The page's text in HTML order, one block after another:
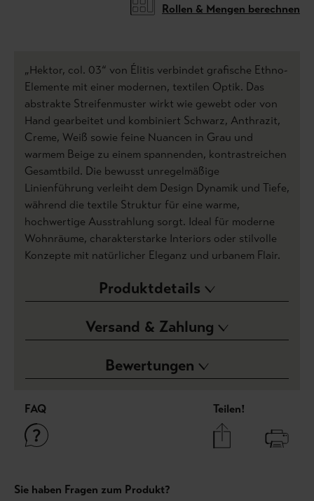
Rollen & Mengen berechnen
„Hektor, col. 03“ von Élitis verbindet grafische Ethno-
Elemente mit einer modernen, textilen Optik. Das
abstrakte Streifenmuster wirkt wie gewebt oder von
Hand gearbeitet und kombiniert Schwarz, Anthrazit,
Creme, Weiß sowie feine Nuancen in Grau und
warmem Beige zu einem spannenden, kontrastreichen
Gesamtbild. Die bewusst unregelmäßige
Linienführung verleiht dem Design Dynamik und Tiefe,
während die textile Struktur für eine warme,
hochwertige Ausstrahlung sorgt. Ideal für moderne
Wohnräume, charakterstarke Interiors oder stilvolle
Konzepte mit natürlicher Eleganz und urbanem Flair.
Produktdetails
Versand & Zahlung
Bewertungen
FAQ Teilen!
Sie haben Fragen zum Produkt?